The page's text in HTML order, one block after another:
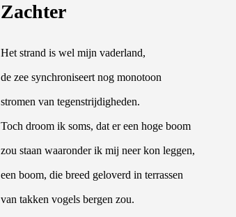
Zachter
Het strand is wel mijn vaderland,
de zee synchroniseert nog monotoon
stromen van tegenstrijdigheden.
Toch droom ik soms, dat er een hoge boom
zou staan waaronder ik mij neer kon leggen,
een boom, die breed geloverd in terrassen
van takken vogels bergen zou.